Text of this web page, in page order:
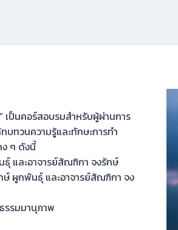
เป็นคอร์สอบรมสำหรับผู้ผ่านการ
บทวนความรู้และทักษะการทำ
ง ๆ ดังนี้
และอาจารย์สัณฑิกา จงรักษ์
ผูกพันธุ์ และอาจารย์สัณฑิกา จง
รรมมานุภาพ